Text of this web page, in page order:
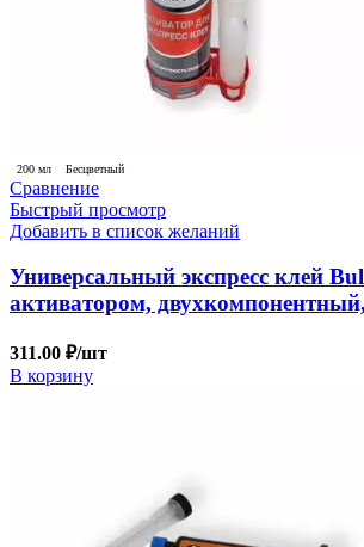
200 мл Бесцветный
Сравнение
Быстрый просмотр
Добавить в список желаний
Универсальный экспресс клей
активатором,
311.00 ₽/шт
В корзину